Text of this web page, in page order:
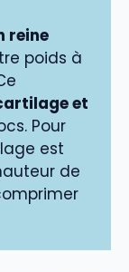
reine
poids à
et
Pour
est
de